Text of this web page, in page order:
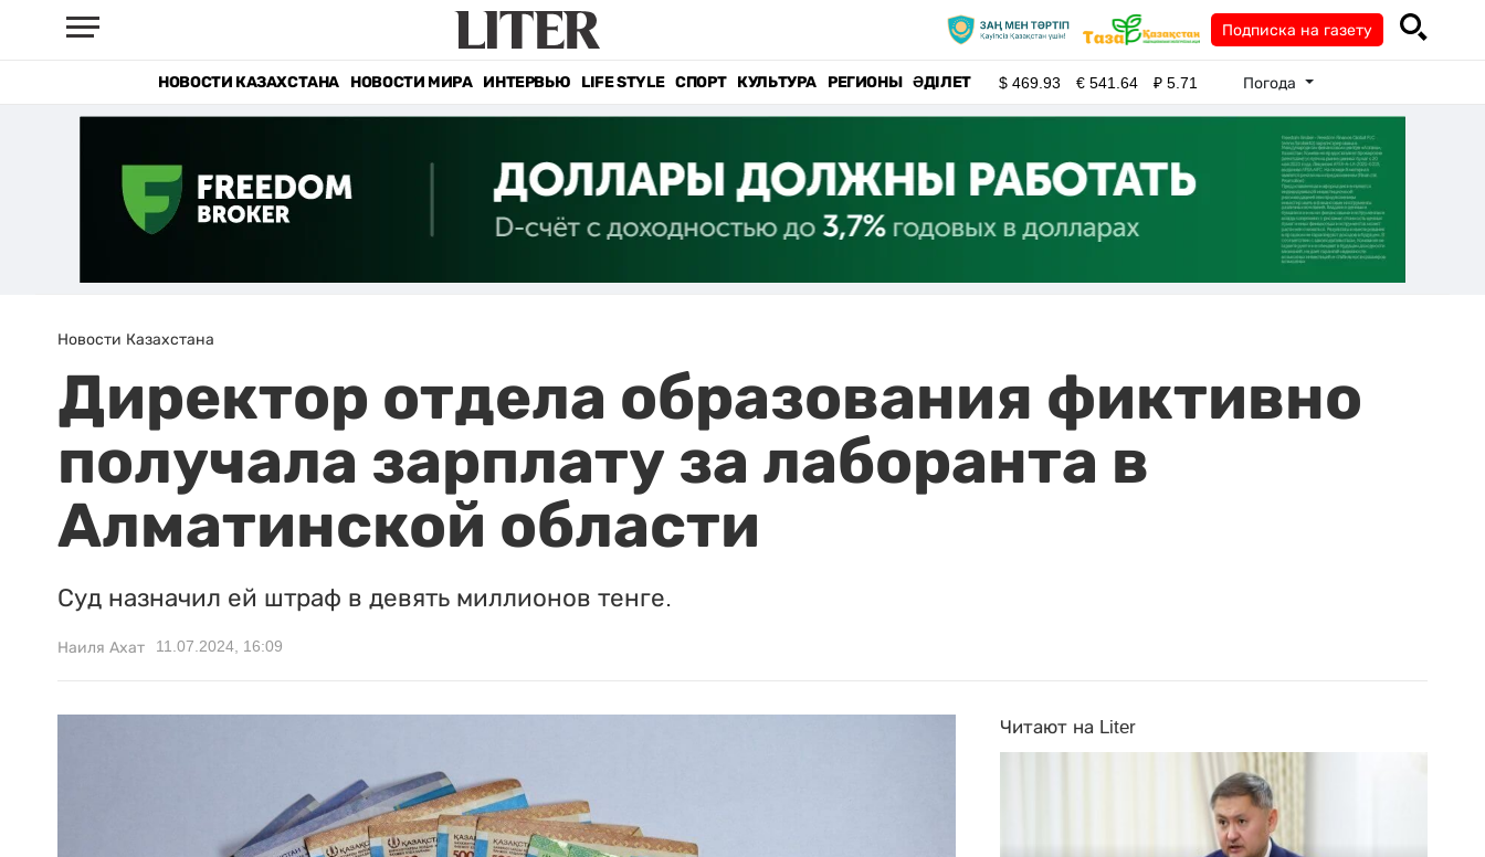
Подписка на газету
НОВОСТИ КАЗАХСТАНА НОВОСТИ МИРА ИНТЕРВЬЮ LIFE STYLE СПОРТ КУЛЬТУРА РЕГИОНЫ ӘДІЛЕТ $469.93 €541.64 ₽5.71 Погода
Новости Казахстана
Директор отдела образования фиктивно
получала зарплату за лаборанта в
Алматинской области
Суд назначил ей штраф в девять миллионов тенге.
Наиля Ахат 11.07.2024, 16:09
Читают на Liter